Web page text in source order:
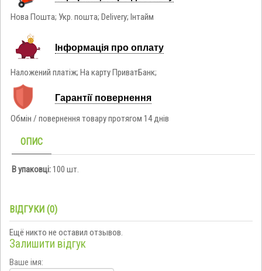
Нова Пошта; Укр. пошта; Delivery; Інтайм
Інформація про оплату
Наложений платіж; На карту ПриватБанк;
Гарантії повернення
Обмін / повернення товару протягом 14 днів
ОПИС
В упаковці:100 шт.
ВІДГУКИ (0)
Ещё никто не оставил отзывов.
Залишити відгук
Ваше імя: